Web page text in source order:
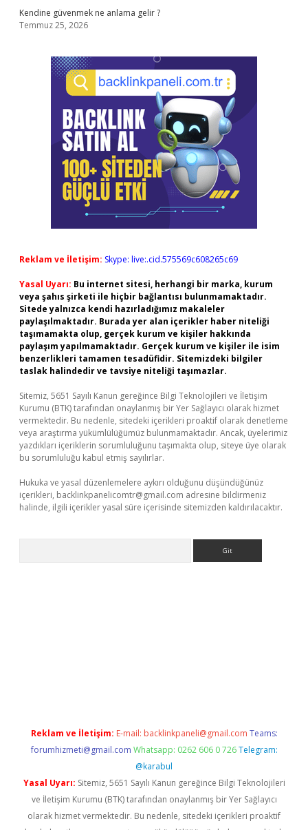
Kendine güvenmek ne anlama gelir ?
Temmuz 25, 2026
Reklam ve İletişim: Skype: live:.cid.575569c608265c69
Yasal Uyarı: Bu internet sitesi, herhangi bir marka, kurum
veya şahıs şirketi ile hiçbir bağlantısı bulunmamaktadır.
Sitede yalnızca kendi hazırladığımız makaleler
paylaşılmaktadır. Burada yer alan içerikler haber niteliği
taşımamakta olup, gerçek kurum ve kişiler hakkında
paylaşım yapılmamaktadır. Gerçek kurum ve kişiler ile isim
benzerlikleri tamamen tesadüfidir. Sitemizdeki bilgiler
taslak halindedir ve tavsiye niteliği taşımazlar.
Sitemiz, 5651 Sayılı Kanun gereğince Bilgi Teknolojileri ve İletişim
Kurumu (BTK) tarafından onaylanmış bir Yer Sağlayıcı olarak hizmet
vermektedir. Bu nedenle, sitedeki içerikleri proaktif olarak denetleme
veya araştırma yükümlülüğümüz bulunmamaktadır. Ancak, üyelerimiz
yazdıkları içeriklerin sorumluluğunu taşımakta olup, siteye üye olarak
bu sorumluluğu kabul etmiş sayılırlar.
Hukuka ve yasal düzenlemelere aykırı olduğunu düşündüğünüz
içerikleri, backlinkpanelicomtr@gmail.com adresine bildirmeniz
halinde, ilgili içerikler yasal süre içerisinde sitemizden kaldırılacaktır.
Reklam ve İletişim: E-mail: backlinkpaneli@gmail.com Teams:
forumhizmeti@gmail.com Whatsapp: 0262 606 0 726 Telegram:
@karabul
Yasal Uyarı: Sitemiz, 5651 Sayılı Kanun gereğince Bilgi Teknolojileri
ve İletişim Kurumu (BTK) tarafından onaylanmış bir Yer Sağlayıcı
olarak hizmet vermektedir. Bu nedenle, sitedeki içerikleri proaktif